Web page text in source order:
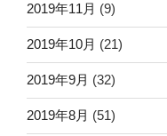
2019年11月 (9)
2019年10月 (21)
2019年9月 (32)
2019年8月 (51)